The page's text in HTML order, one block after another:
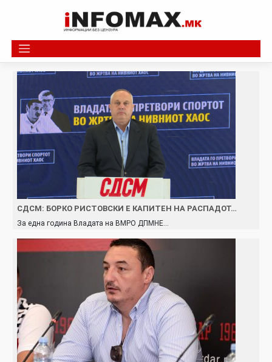
СДСМ: БОРКО РИСТОВСКИ Е КАПИТЕН НА РАСПАДОТ…
За една година Владата на ВМРО ДПМНЕ…